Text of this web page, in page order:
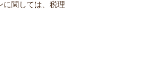
に関しては、税理